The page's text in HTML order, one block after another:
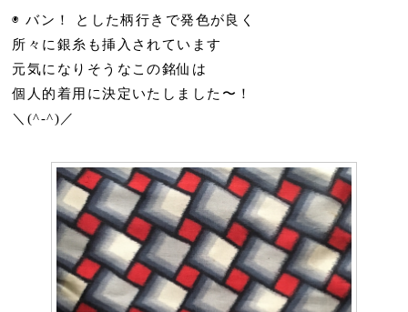
◉ バン！ とした柄行きで発色が良く
所々に銀糸も挿入されています
元気になりそうなこの銘仙は
個人的着用に決定いたしました〜！
＼(^-^)／